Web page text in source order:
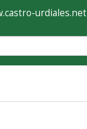
urdiales.net